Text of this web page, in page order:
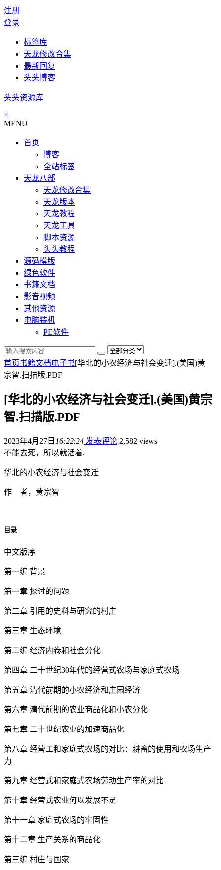
注册
登录
标签库
天龙修改合集
最新回复
头头博客
头头资源库
×
MENU
首页
博客
全站标签
天龙八部
天龙修改合集
天龙版本
天龙教程
天龙工具
脚本资源
头头教程
源码模版
绿色软件
书籍文档
影音视频
其他资源
电脑装机
PE软件
首页书籍文档电子书[华北的小农经济与社会变迁].(美国)黄
宗智.扫描版.PDF
[华北的小农经济与社会变迁].(美国)黄宗
智.扫描版.PDF
2023年4月27日 16:22:24 发表评论 2,582 views
不能去死，所以就活着.
华北的小农经济与社会变迁
作 者，黄宗智
目录
中文版序
第一编 背景
第一章 探讨的问题
第二章 引用的史料与研究的村庄
第三章 生态环境
第二编 经济内卷和社会分化
第四章 二十世纪30年代的经营式农场与家庭式农场
第五章 清代前期的小农经济和庄园经济
第六章 清代前期的农业商品化和小农分化
第七章 二十世纪农业的加速商品化
第八章 经营工和家庭式农场的对比：耕畜的使用和农场生产
力
第九章 经营式和家庭式农场劳动生产率的对比
第十章 经营式农业何以发展不足
第十一章 家庭式农场的牢固性
第十二章 生产关系的商品化
第三编 村庄与国家